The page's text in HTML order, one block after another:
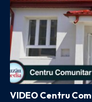
VIDEO Centru